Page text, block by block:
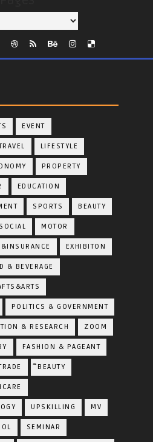
EVENT
LIFESTYLE
PROPERTY
EDUCATION
SPORTS BEAUTY
SOCIAL MOTOR
EXHIBITON
& BEVERAGE
POLITICS & GOVERNMENT
& RESEARCH ZOOM
FASHION & PAGEANT
ิBEAUTY
UPSKILLING MV
SEMINAR